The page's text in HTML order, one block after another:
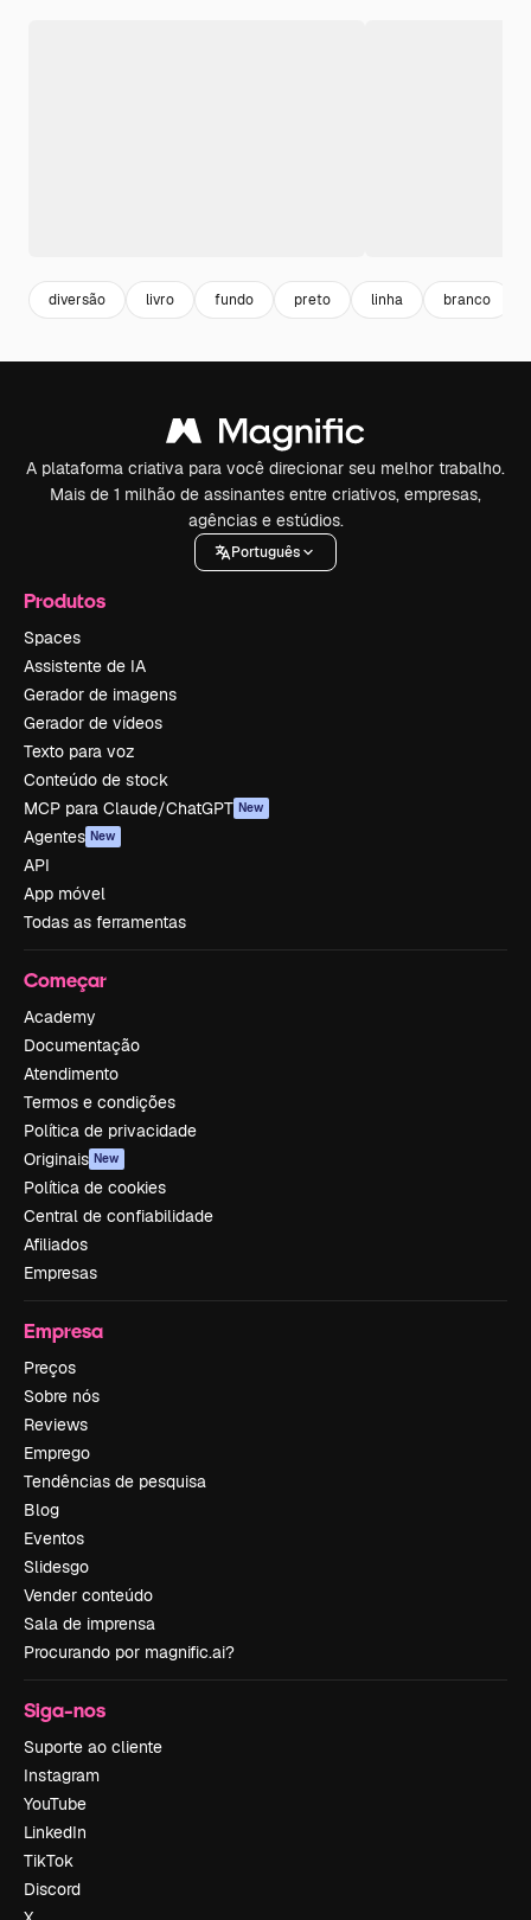
diversão livro fundo preto linha branco
A plataforma criativa para você direcionar seu melhor trabalho.
Mais de 1 milhão de assinantes entre criativos, empresas,
agências e estúdios.
Português
Produtos
Spaces
Assistente de IA
Gerador de imagens
Gerador de vídeos
Texto para voz
Conteúdo de stock
MCP para Claude/ChatGPT New
Agentes New
API
App móvel
Todas as ferramentas
Começar
Academy
Documentação
Atendimento
Termos e condições
Política de privacidade
Originais New
Política de cookies
Central de confiabilidade
Afiliados
Empresas
Empresa
Preços
Sobre nós
Reviews
Emprego
Tendências de pesquisa
Blog
Eventos
Slidesgo
Vender conteúdo
Sala de imprensa
Procurando por magnific.ai?
Siga-nos
Suporte ao cliente
Instagram
YouTube
LinkedIn
TikTok
Discord